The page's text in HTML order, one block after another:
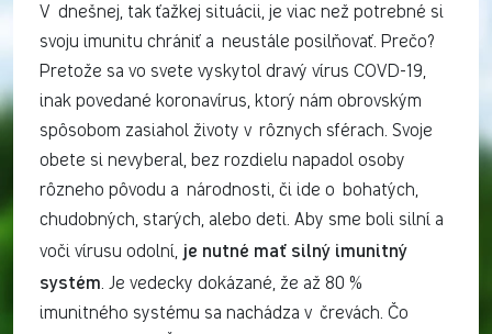
V dnešnej, tak ťažkej situácii, je viac než potrebné si
svoju imunitu chrániť a neustále posilňovať. Prečo?
Pretože sa vo svete vyskytol dravý vírus COVD-19,
inak povedané koronavírus, ktorý nám obrovským
spôsobom zasiahol životy v rôznych sférach. Svoje
obete si nevyberal, bez rozdielu napadol osoby
rôzneho pôvodu a národnosti, či ide o bohatých,
chudobných, starých, alebo deti. Aby sme boli silní a
voči vírusu odolní, je nutné mať silný imunitný
systém. Je vedecky dokázané, že až 80 %
imunitného systému sa nachádza v črevách. Čo